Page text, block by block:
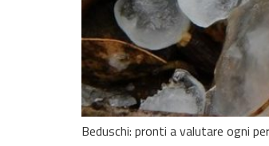
Beduschi: pronti a valutare ogni